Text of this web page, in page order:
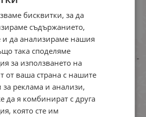
с
лв.
Бански от две части -
мека чашка D/E и бикина -
Rivage line
29.90
24.00
бисквитки, за да
съдържанието,
и да анализираме нашия
така споделяме
за използването на
от ваша страна с нашите
за реклама и анализи,
да я комбинират с друга
която сте им